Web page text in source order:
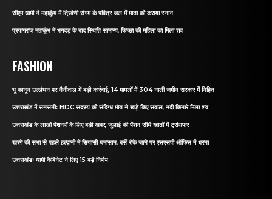
सीएम धामी ने महाकुंभ में त्रिवेणी संगम के पवित्र जल में माता को कराया स्नान
प्रयागराज महाकुंभ में भगदड़ के बाद स्थिति सामान्य, किच्छा की महिला का मिला शव
FASHION
भू कानून उल्लंघन पर नैनीताल में बड़ी कार्रवाई, 14 मामलों में 304 नाली जमीन सरकार में निहित
उत्तराखंड में सनसनीः BDC सदस्य की संदिग्ध मौत ने खड़े किए सवाल, नदी किनारे मिला शव
उत्तराखंड के लाखों पेंशनरों के लिए बड़ी खबर, जुलाई की पेंशन सीधे खातों में ट्रांसफर
खरगे की सभा से पहले हल्द्वानी में सियासी घमासान, बसें रोके जाने पर एसएसपी ऑफिस में धरना
उत्तराखंडः धामी कैबिनेट ने लिए 15 बड़े निर्णय